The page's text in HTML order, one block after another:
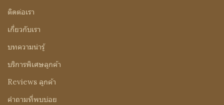
ติดต่อเรา
เกี่ยวกับเรา
บทความน่ารู้
บริการพิเศษลูกค้า
Reviews ลูกค้า
คำถามที่พบบ่อย